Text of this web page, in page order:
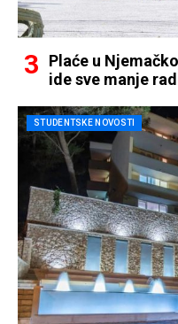
Plaće u
ide sve manje
STUDENTSKE NOVOSTI